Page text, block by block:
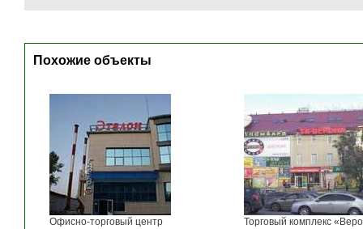
Похожие объекты
Офисно-торговый центр
Торговый комплекс